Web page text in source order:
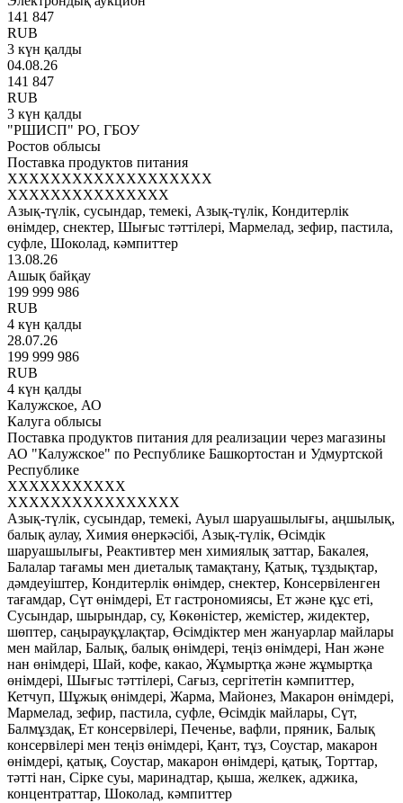
141 847
RUB
3 күн қалды
04.08.26
141 847
RUB
3 күн қалды
"РШИСП" РО, ГБОУ
Ростов облысы
Поставка продуктов питания
XXXXXXXXXXXXXXXXXXX
XXXXXXXXXXXXXXX
Азық-түлік, сусындар, темекі, Азық-түлік, Кондитерлік
өнімдер, снектер, Шығыс тәттілері, Мармелад, зефир, пастила,
суфле, Шоколад, кәмпиттер
13.08.26
Ашық байқау
199 999 986
RUB
4 күн қалды
28.07.26
199 999 986
RUB
4 күн қалды
Калужское, АО
Калуга облысы
Поставка продуктов питания для реализации через магазины
АО "Калужское" по Республике Башкортостан и Удмуртской
Республике
XXXXXXXXXXX
XXXXXXXXXXXXXXXX
Азық-түлік, сусындар, темекі, Ауыл шаруашылығы, аңшылық,
балық аулау, Химия өнеркәсібі, Азық-түлік, Өсімдік
шаруашылығы, Реактивтер мен химиялық заттар, Бакалея,
Балалар тағамы мен диеталық тамақтану, Қатық, тұздықтар,
дәмдеуіштер, Кондитерлік өнімдер, снектер, Консервіленген
тағамдар, Сүт өнімдері, Ет гастрономиясы, Ет және құс еті,
Сусындар, шырындар, су, Көкөністер, жемістер, жидектер,
шөптер, саңырауқұлақтар, Өсімдіктер мен жануарлар майлары
мен майлар, Балық, балық өнімдері, теңіз өнімдері, Нан және
нан өнімдері, Шай, кофе, какао, Жұмыртқа және жұмыртқа
өнімдері, Шығыс тәттілері, Сағыз, сергітетін кәмпиттер,
Кетчуп, Шұжық өнімдері, Жарма, Майонез, Макарон өнімдері,
Мармелад, зефир, пастила, суфле, Өсімдік майлары, Сүт,
Балмұздақ, Ет консервілері, Печенье, вафли, пряник, Балық
консервілері мен теңіз өнімдері, Қант, тұз, Соустар, макарон
өнімдері, қатық, Соустар, макарон өнімдері, қатық, Торттар,
тәтті нан, Сірке суы, маринадтар, қыша, желкек, аджика,
концентраттар, Шоколад, кәмпиттер